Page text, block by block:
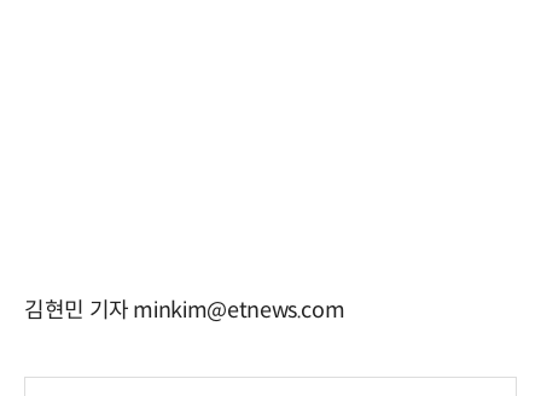
김현민 기자 minkim@etnews.com